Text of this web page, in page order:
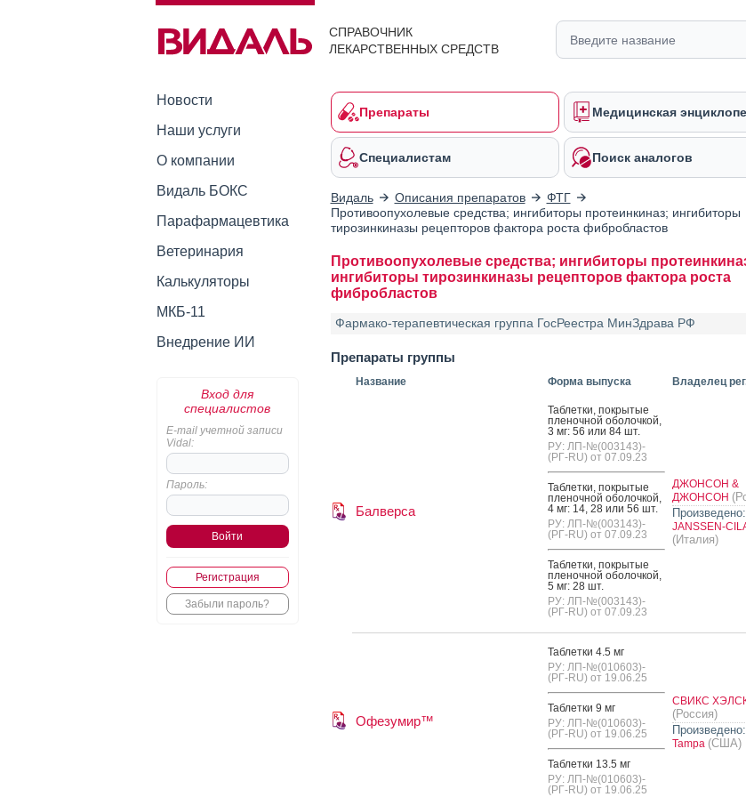
СПРАВОЧНИК
ЛЕКАРСТВЕННЫХ СРЕДСТВ
Новости
Наши услуги
О компании
Видаль БОКС
Парафармацевтика
Ветеринария
Калькуляторы
МКБ-11
Внедрение ИИ
Вход для
специалистов
E-mail учетной записи
Vidal:
Пароль:
Регистрация
Забыли пароль?
Препараты Медицинская
Специалистам Поиск аналогов
Видаль Описания препаратов
ФТГ
Противоопухолевые средства; ингибиторы протеинкиназ; ингибиторы
тирозинкиназы рецепторов фактора роста фибробластов
Противоопухолевые средства; ингибиторы
ингибиторы тирозинкиназы рецепторов фактора роста
фибробластов
Фармако-терапевтическая группа ГосРеестра МинЗдрава РФ
Препараты группы
Название Форма выпуска Владелец
Балверса
Таб­летки, пок­ры­тые
пле­ноч­ной обо­лоч­кой,
3 мг: 56 или 84 шт.
РУ: ЛП-№(003143)-
(РГ-RU) от 07.09.23
Таб­летки, пок­ры­тые
пле­ноч­ной обо­лоч­кой,
4 мг: 14, 28 или 56 шт.
РУ: ЛП-№(003143)-
(РГ-RU) от 07.09.23
Таб­летки, пок­ры­тые
пле­ноч­ной обо­лоч­кой,
5 мг: 28 шт.
РУ: ЛП-№(003143)-
(РГ-RU) от 07.09.23
ДЖОНСОН &
ДЖОНСОН
Произведено:
JANSSEN-
(Италия)
Офезумир™
Таб­летки 4.5 мг
РУ: ЛП-№(010603)-
(РГ-RU) от 19.06.25
Таб­летки 9 мг
РУ: ЛП-№(010603)-
(РГ-RU) от 19.06.25
Таб­летки 13.5 мг
РУ: ЛП-№(010603)-
(РГ-RU) от 19.06.25
СВИКС
(Россия)
Произведено:
Tampa (США)